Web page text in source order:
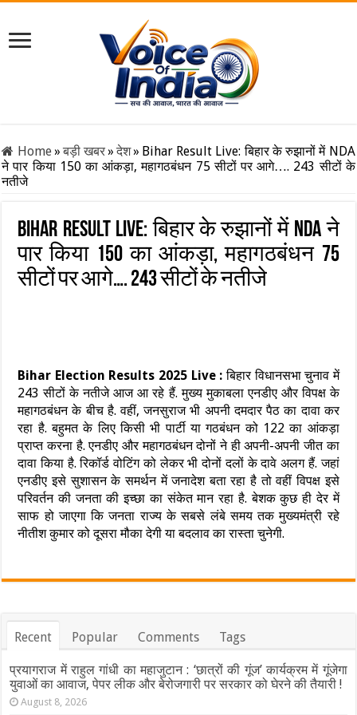
Home»बड़ी खबर»देश» Bihar Result Live: बिहार के रुझानों में NDA
ने पार किया 150 का आंकड़ा, महागठबंधन 75 सीटों पर आगे…. 243 सीटों के
नतीजे
Bihar Result Live: बिहार के रुझानों में NDA ने
पार किया 150 का आंकड़ा, महागठबंधन 75
सीटों पर आगे…. 243 सीटों के नतीजे
Bihar Election Results 2025 Live :बिहार विधानसभा चुनाव में
243 सीटों के नतीजे आज आ रहे हैं. मुख्य मुकाबला एनडीए और विपक्ष के
महागठबंधन के बीच है. वहीं, जनसुराज भी अपनी दमदार पैठ का दावा कर
रहा है. बहुमत के लिए किसी भी पार्टी या गठबंधन को 122 का आंकड़ा
प्राप्त करना है. एनडीए और महागठबंधन दोनों ने ही अपनी-अपनी जीत का
दावा किया है. रिकॉर्ड वोटिंग को लेकर भी दोनों दलों के दावे अलग हैं. जहां
एनडीए इसे सुशासन के समर्थन में जनादेश बता रहा है तो वहीं विपक्ष इसे
परिवर्तन की जनता की इच्छा का संकेत मान रहा है. बेशक कुछ ही देर में
साफ हो जाएगा कि जनता राज्य के सबसे लंबे समय तक मुख्यमंत्री रहे
नीतीश कुमार को दूसरा मौका देगी या बदलाव का रास्ता चुनेगी.
Recent Popular Comments Tags
प्रयागराज में राहुल गांधी का महाजुटान : ‘छात्रों की गूंज’ कार्यक्रम में गूंजेगा
युवाओं का आवाज, पेपर लीक और बेरोजगारी पर सरकार को घेरने की तैयारी !
August 8, 2026